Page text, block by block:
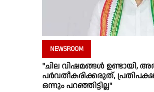
NEWSROOM
"ചില വിഷമങ്ങള്‍ ഉണ്ടായി,
പര്‍വതീകരിക്കരുത്,
ഒന്നും പറഞ്ഞിട്ടില്ല"